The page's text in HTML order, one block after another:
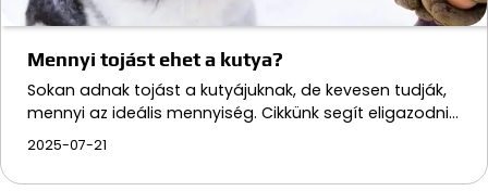
Mennyi tojást ehet a kutya?
Sokan adnak tojást a kutyájuknak, de kevesen tudják,
mennyi az ideális mennyiség. Cikkünk segít eligazodni…
2025-07-21